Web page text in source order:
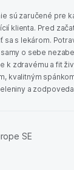
sú zaručené pre
klienta. Pred
sa s lekárom.
o sebe
k zdravému a fit
kvalitným
a
SE